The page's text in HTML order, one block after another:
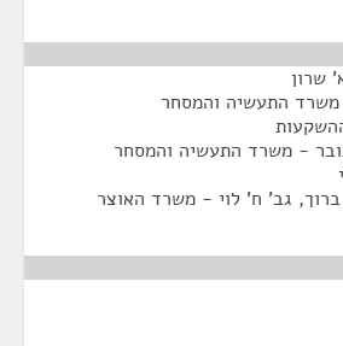
שרון
משרד התעשיה והמסחר
- משרד התעשיה והמסחר
גב' ח' לוי - משרד האוצר